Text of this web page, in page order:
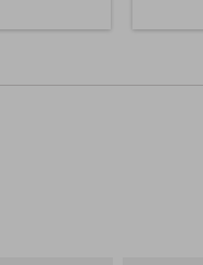
použitím
neroztrhne